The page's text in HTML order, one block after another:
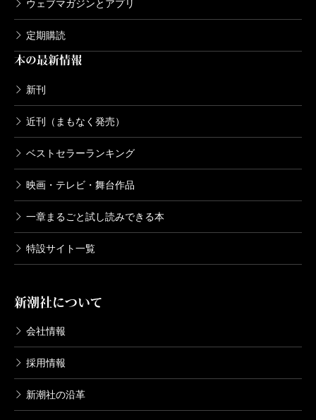
ウェブマガジンとアプリ
定期購読
本の最新情報
新刊
近刊（まもなく発売）
ベストセラーランキング
映画・テレビ・舞台作品
一章まるごと試し読みできる本
特設サイト一覧
新潮社について
会社情報
採用情報
新潮社の沿革